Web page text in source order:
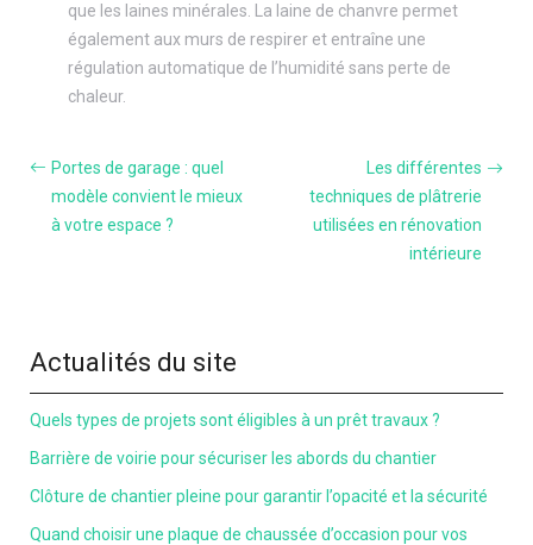
que les laines minérales. La laine de chanvre permet
également aux murs de respirer et entraîne une
régulation automatique de l’humidité sans perte de
chaleur.
Portes de garage : quel
modèle convient le mieux
à votre espace ?
Les différentes
techniques de plâtrerie
utilisées en rénovation
intérieure
Actualités du site
Quels types de projets sont éligibles à un prêt travaux ?
Barrière de voirie pour sécuriser les abords du chantier
Clôture de chantier pleine pour garantir l’opacité et la sécurité
Quand choisir une plaque de chaussée d’occasion pour vos